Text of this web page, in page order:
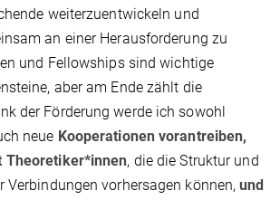
weiterzuentwickeln und
an einer Herausforderung zu
und Fellowships sind wichtige
aber am Ende zählt die
der Förderung werde ich sowohl
neue Kooperationen vorantreiben,
Theoretiker*innen, die die Struktur und
Verbindungen vorhersagen können,und